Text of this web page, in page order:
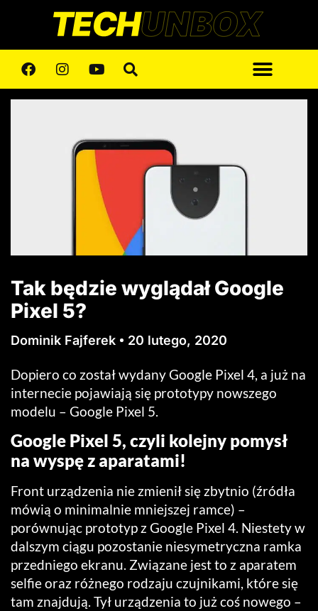
Tak będzie wyglądał Google
Pixel 5?
Dominik Fajferek 20 lutego, 2020
Dopiero co został wydany Google Pixel 4, a już na
internecie pojawiają się prototypy nowszego
modelu – Google Pixel 5.
Google Pixel 5, czyli kolejny pomysł
na wyspę z aparatami!
Front urządzenia nie zmienił się zbytnio (źródła
mówią o minimalnie mniejszej ramce) –
porównując prototyp z Google Pixel 4. Niestety w
dalszym ciągu pozostanie niesymetryczna ramka
przedniego ekranu. Związane jest to z aparatem
selfie oraz różnego rodzaju czujnikami, które się
tam znajdują. Tył urządzenia to już coś nowego –